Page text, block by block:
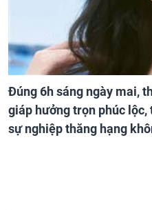
Đúng 6h sáng ngày mai,
giáp hưởng trọn phúc
sự nghiệp thăng hạng